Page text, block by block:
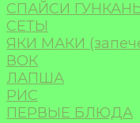
СПАЙСИ
СЕТЫ
ЯКИ МАКИ
ВОК
ЛАПША
РИС
ПЕРВЫЕ БЛЮДА